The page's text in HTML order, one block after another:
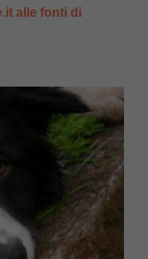
alle fonti di